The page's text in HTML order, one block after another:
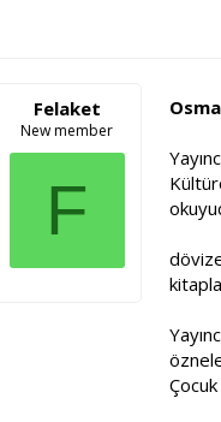
ş
n
g
ı
ç
h
Felaket
New member
F